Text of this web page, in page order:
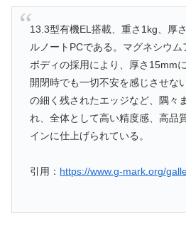
13.3型有機EL搭載、重さ1kg、厚
ルノートPCである。マグネシウ
ボディの採用により、厚さ15mm
開閉時でも一切不安を感じさせな
の細く残されたエッジなど、隅々
れ、全体として高い精度感、高品
インに仕上げられている。
引用： https://www.g-mark.org/